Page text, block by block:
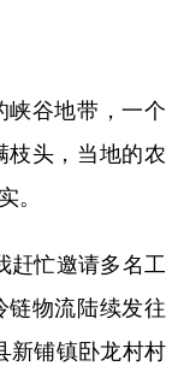
江苏
谷地带，一个
头，当地的农
。
忙邀请多名工
链物流陆续发往
新铺镇卧龙村村